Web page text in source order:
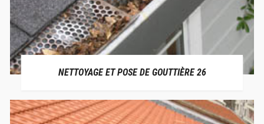
NETTOYAGE ET POSE DE GOUTTIÈRE 26